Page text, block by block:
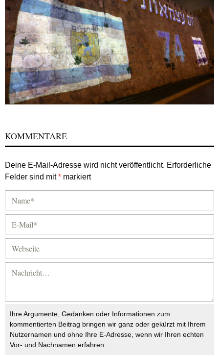
KOMMENTARE
Deine E-Mail-Adresse wird nicht veröffentlicht. Erforderliche
Felder sind mit* markiert
Ihre Argumente, Gedanken oder Informationen zum
kommentierten Beitrag bringen wir ganz oder gekürzt mit Ihrem
Nutzernamen und ohne Ihre E-Adresse, wenn wir Ihren echten
Vor- und Nachnamen erfahren.